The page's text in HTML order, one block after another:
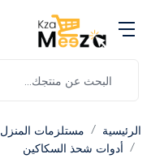
الرئيسية مستلزمات المنزل
أدوات شحذ السكاكين